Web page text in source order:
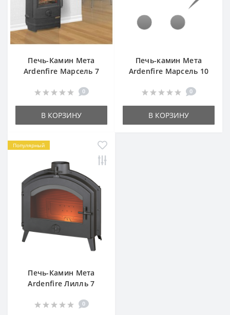
Печь-Камин Мета
Ardenfire Марсель 7
0
В КОРЗИНУ
Печь-камин Мета
Ardenfire Марсель 10
0
В КОРЗИНУ
Популярный
Печь-Камин Мета
Ardenfire Лилль 7
0